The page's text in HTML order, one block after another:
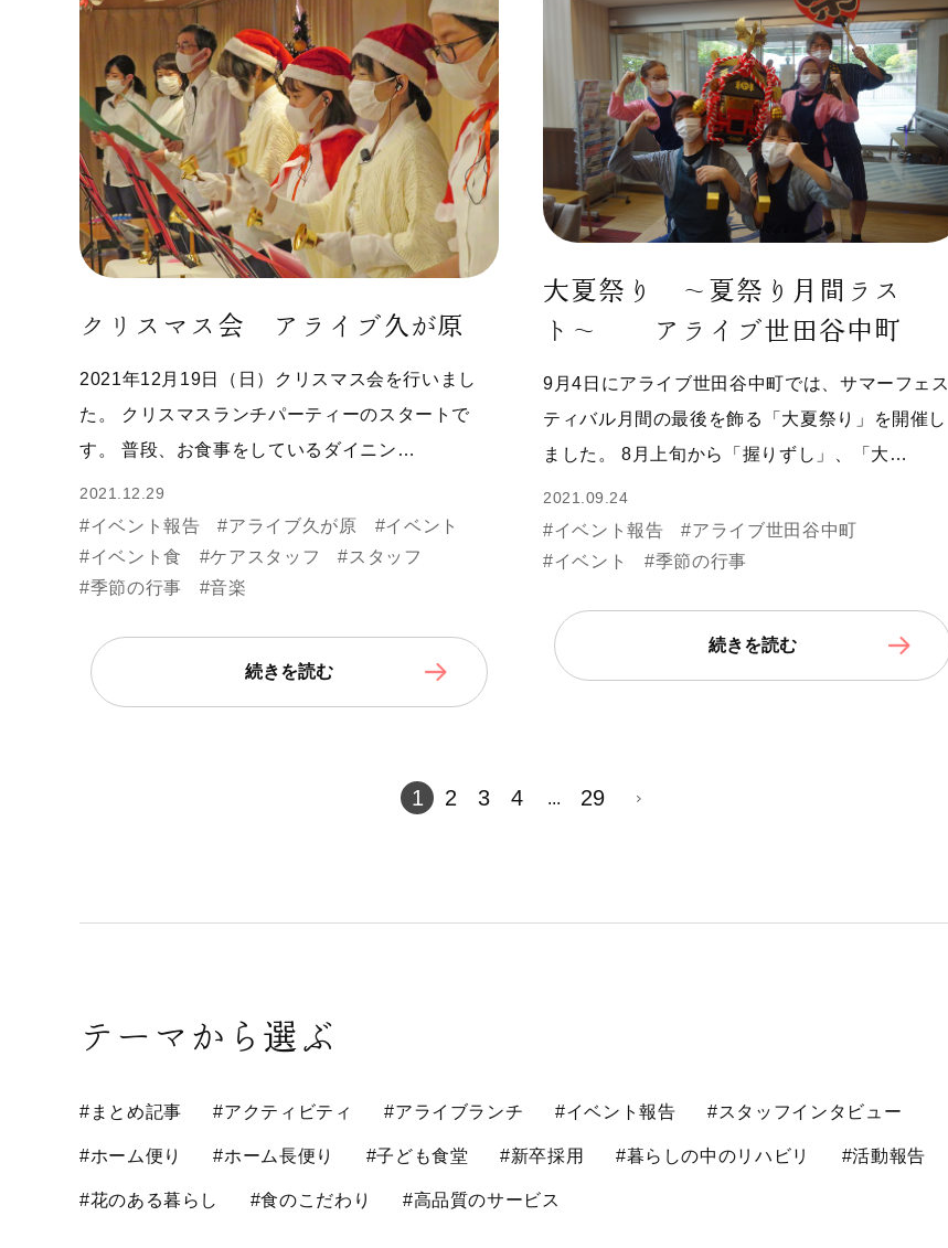
クリスマス会 アライブ久が原
2021年12月19日（日）クリスマス会を行いまし
た。 クリスマスランチパーティーのスタートで
す。 普段、お食事をしているダイニン…
2021.12.29
#イベント報告 #アライブ久が原
#イベント
#イベント食
#ケアスタッフ
#スタッフ
#季節の行事
#音楽
続きを読む
大夏祭り 〜夏祭り月間ラス
ト〜 アライブ世田谷中町
9月4日にアライブ世田谷中町では、サマーフェス
ティバル月間の最後を飾る「大夏祭り」を開催し
ました。 8月上旬から「握りずし」、「大…
2021.09.24
#イベント報告
#アライブ世田谷中町
#イベント
#季節の行事
続きを読む
1 2 3 4 ... 29
テーマから選ぶ
#まとめ記事 #アクティビティ #アライブランチ #イベント報告 #スタッフインタビュー
#ホーム便り #ホーム長便り #子ども食堂 #新卒採用 #暮らしの中のリハビリ #活動報告
#花のある暮らし #食のこだわり #高品質のサービス